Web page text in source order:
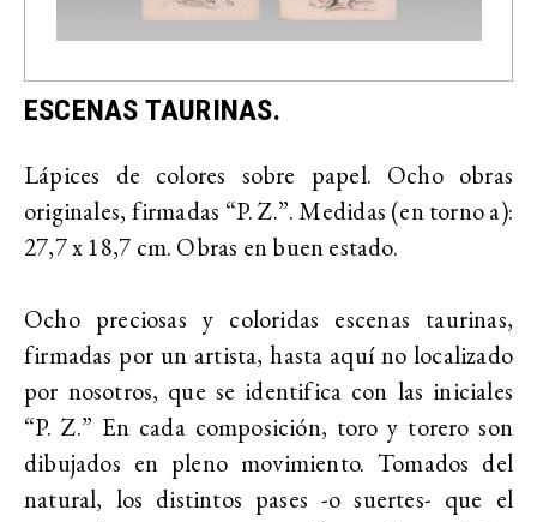
ESCENAS TAURINAS.
Lápices de colores sobre papel. Ocho obras
originales, firmadas “P. Z.”. Medidas (en torno a):
27,7 x 18,7 cm. Obras en buen estado.
Ocho preciosas y coloridas escenas taurinas,
firmadas por un artista, hasta aquí no localizado
por nosotros, que se identifica con las iniciales
“P. Z.” En cada composición, toro y torero son
dibujados en pleno movimiento. Tomados del
natural, los distintos pases -o suertes- que el